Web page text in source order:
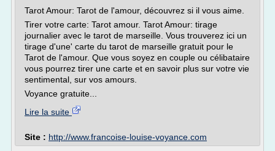
Tarot Amour: Tarot de l'amour, découvrez si il vous aime.
Tirer votre carte: Tarot amour. Tarot Amour: tirage
journalier avec le tarot de marseille. Vous trouverez ici un
tirage d'une' carte du tarot de marseille gratuit pour le
Tarot de l'amour. Que vous soyez en couple ou célibataire
vous pourrez tirer une carte et en savoir plus sur votre vie
sentimental, sur vos amours.
Voyance gratuite...
Lire la suite
Site : http://www.francoise-louise-voyance.com